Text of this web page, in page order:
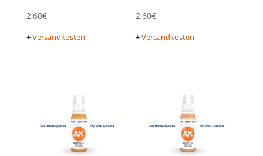
2,60€
+Versandkosten
2,60€
+Versandkosten